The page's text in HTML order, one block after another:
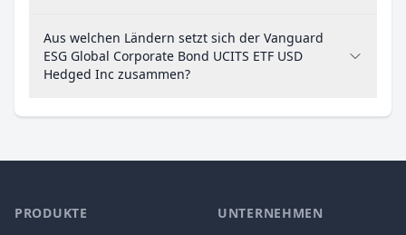
Aus welchen Ländern setzt sich der Vanguard
ESG Global Corporate Bond UCITS ETF USD
Hedged Inc zusammen?
PRODUKTE UNTERNEHMEN